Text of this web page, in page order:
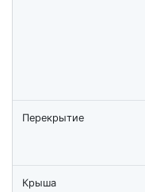
Перекрытие
Крыша